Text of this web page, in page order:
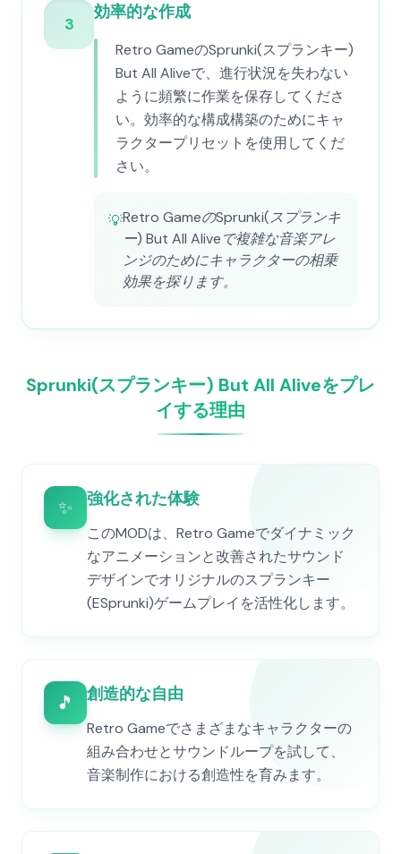
3
効率的な作成
Retro GameのSprunki(スプランキー)
But All Aliveで、進行状況を失わない
ように頻繁に作業を保存してくださ
い。効率的な構成構築のためにキャ
ラクタープリセットを使用してくだ
さい。
💡Retro GameのSprunki(スプランキ
ー) But All Aliveで複雑な音楽アレ
ンジのためにキャラクターの相乗
効果を探ります。
Sprunki(スプランキー) But All Aliveをプレ
イする理由
✨ 強化された体験
このMODは、Retro Gameでダイナミック
なアニメーションと改善されたサウンド
デザインでオリジナルのスプランキー
(ESprunki)ゲームプレイを活性化します。
🎵 創造的な自由
Retro Gameでさまざまなキャラクターの
組み合わせとサウンドループを試して、
音楽制作における創造性を育みます。